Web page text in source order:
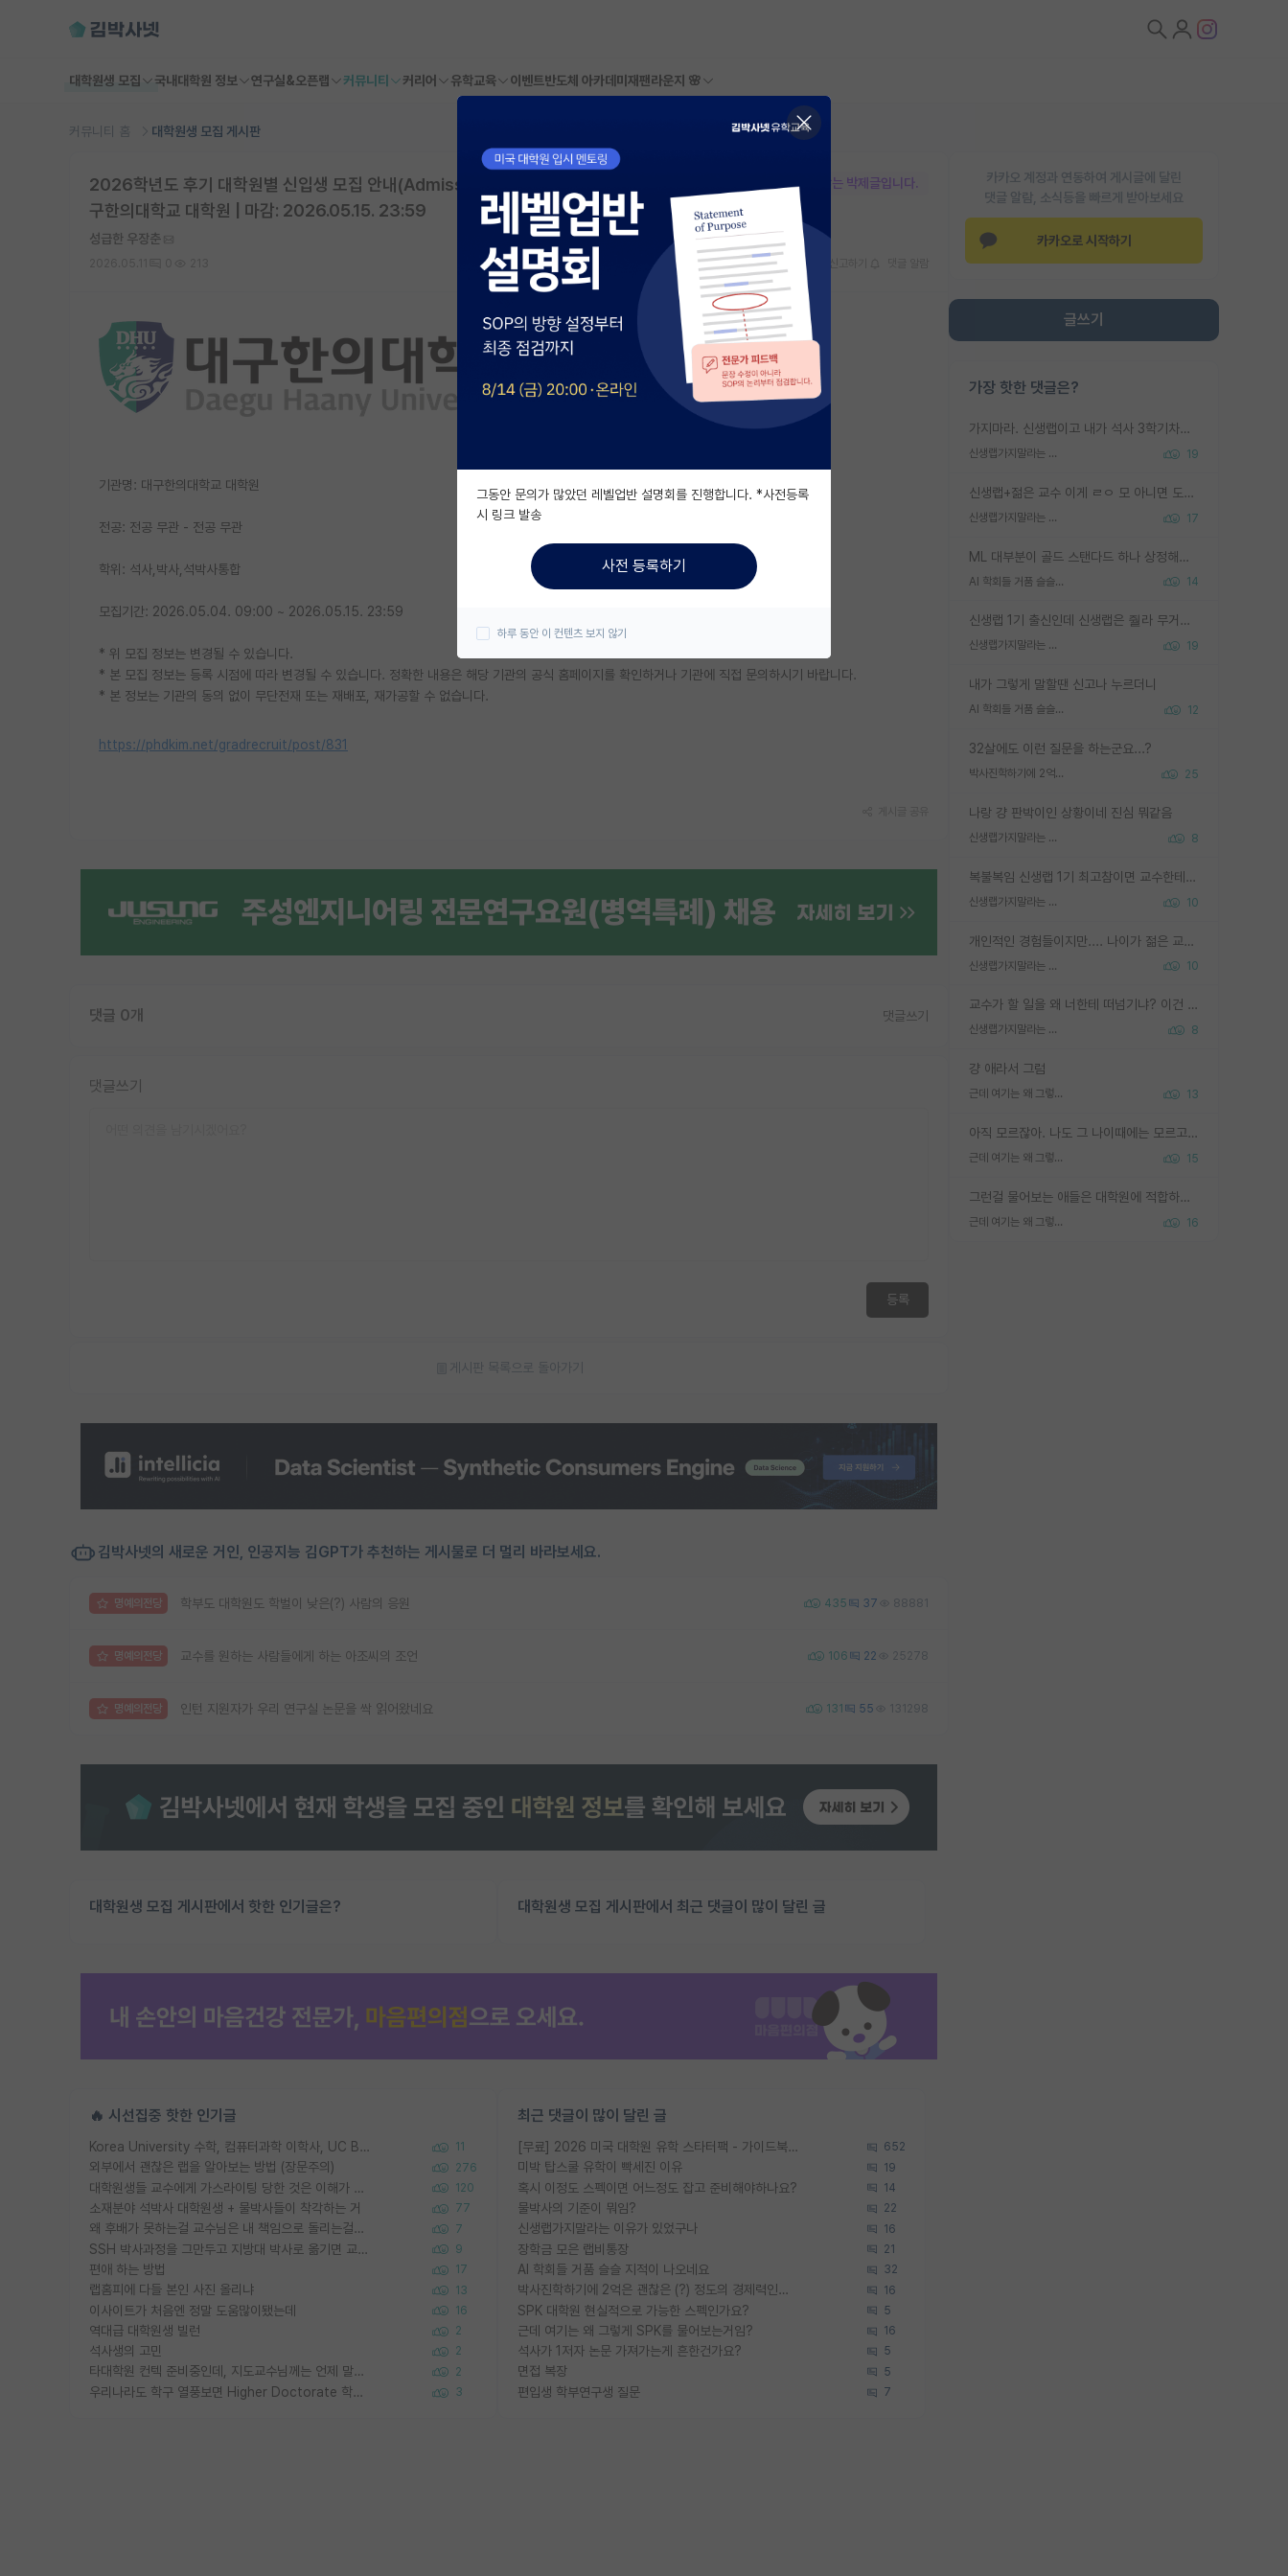
대학원생 모집 국내대학원 정보 연구실&오픈랩 커뮤니티 커리어 유학교육 이벤트반도체 아카데미 재팬라운지 🌸
커뮤니티 홈 대학원생 모집 게시판
카카오 계정과 연동하여 게시글에 달린
댓글 알람, 소식등을 빠르게 받아보세요
카카오로 시작하기
글쓰기
가장 핫한 댓글은?
가지마라. 신생랩이고 내가 석사 3학기차인데 최고참인데 나도 아무것도 모르는데 교수가 후배들 왜 논문 교육 안시키냐. 논문 왜 안 써오냐 닦달한다
신생랩가지말라는 이유가 있었구나 19
신생랩+젊은 교수 이게 ㄹㅇ 모 아니면 도인듯.
신생랩가지말라는 이유가 있었구나 17
ML 대부분이 골드 스탠다드 하나 상정해놓고 (벤치마크 데이터셋이 여러 개면 여러 개 상정) 그거 얼마나 잘 맞추나 싸움임 가끔 번뜩이는 설계 철학을 보여주는 논문들도 있지만 대부분 그거 성적 얼마나 더 올리느라에 혈안이 되어 있는 측면이 잇음
AI 학회들 거품 슬슬 지적이 나오네요 14
신생랩 1기 출신인데 신생랩은 줠라 무거운 바벨 같은거임. 들면 대박인데 못들면 깔려 죽음. 아무도 알려주지 않는 환경에서 자생해야하지만, 일단 살아남았다면 그 어떤 사람보다 악착같고 생존력 높은 사람으로 거듭날 수 있음
신생랩가지말라는 이유가 있었구나 19
내가 그렇게 말할땐 신고나 누르더니
AI 학회들 거품 슬슬 지적이 나오네요 12
32살에도 이런 질문을 하는군요...?
박사진학하기에 2억은 괜찮은 (?) 정도의 경제력인가요 25
나랑 걍 판박이인 상황이네 진심 뭐같음
신생랩가지말라는 이유가 있었구나 8
복불복임 신생랩 1기 최고참이면 교수한테 직접 지도받는 시간이 매우 많음 제대로 된 교수라면 말이지 그게 아니라면 그냥 넌 해방 불가능한 노예 1호에 감점쓰레기통이 되는거고
신생랩가지말라는 이유가 있었구나 10
개인적인 경험들이지만.... 나이가 젊은 교수일수록 꼰대라는 가면을 쓴 채로 무례함을 행동하는 경우가 거의 90% 정도였음. 나이가 어린데 다른 또래들과 달리 명예, 권력, 재력까지 얻었으니 세상 다 가진 기분이겠지. 오히러 나이 든 교수들이 행동과 말을 더 조심하시더라.
신생랩가지말라는 이유가 있었구나 10
교수가 할 일을 왜 너한테 떠넘기냐? 이건 교수가 제대로 잘 알지 못하는 경우일텐데...
신생랩가지말라는 이유가 있었구나 8
걍 애라서 그럼
근데 여기는 왜 그렇게 SPK를 물어보는거임? 13
아직 모르잖아. 나도 그 나이때에는 모르고 평가 받고 안심하고 싶었어.
근데 여기는 왜 그렇게 SPK를 물어보는거임? 15
그런걸 물어보는 애들은 대학원에 적합하지 않다
근데 여기는 왜 그렇게 SPK를 물어보는거임? 16
본문이 수정되지 않는 박제글입니다.
2026학년도 후기 대학원별 신입생 모집 안내(Admission to graduate school in 2... | 대
구한의대학교 대학원 | 마감: 2026.05.15. 23:59
성급한 우장춘
스크랩
기관명: 대구한의대학교 대학원
전공: 전공 무관 - 전공 무관
학위: 석사,박사,석박사통합
모집기간: 2026.05.04. 09:00 ~ 2026.05.15. 23:59
* 위 모집 정보는 변경될 수 있습니다.
* 본 모집 정보는 등록 시점에 따라 변경될 수 있습니다. 정확한 내용은 해당 기관의 공식 홈페이지를 확인하거나 기관에 직접 문의하시기 바랍니다.
* 본 정보는 기관의 동의 없이 무단전재 또는 재배포, 재가공할 수 없습니다.
https://phdkim.net/gradrecruit/post/831
댓글 0개 댓글쓰기
댓글쓰기
등록
게시판 목록으로 돌아가기
김박사넷의 새로운 거인, 인공지능 김GPT가 추천하는 게시물로 더 멀리 바라보세요.
명예의전당 학부도 대학원도 학벌이 낮은(?) 사람의 응원 435 37 88881
명예의전당 교수를 원하는 사람들에게 하는 아조씨의 조언 106 22 25278
명예의전당 인턴 지원자가 우리 연구실 논문을 싹 읽어왔네요 131 55 131298
대학원생 모집 게시판에서 핫한 인기글은? 대학원생 모집 게시판에서 최근 댓글이 많이 달린 글
🔥 시선집중 핫한 인기글
Korea University 수학, 컴퓨터과학 이학사, UC Berkeley 산업공학 대학원 공학박사가 되는 것은 쉽지 않겠죠? 11
외부에서 괜찮은 랩을 알아보는 방법 (장문주의) 276
대학원생들 교수에게 가스라이팅 당한 것은 이해가 갑니다. 안타깝네요. 120
소재분야 석박사 대학원생 + 물박사들이 착각하는 거 77
왜 후배가 못하는걸 교수님은 내 책임으로 돌리는걸까요? 7
SSH 박사과정을 그만두고 지방대 박사로 옮기면 교수의 꿈은 끝일까요? 9
편애 하는 방법 17
랩홈피에 다들 본인 사진 올리냐 13
이사이트가 처음엔 정말 도움많이됐는데 16
역대급 대학원생 빌런 2
석사생의 고민 2
타대학원 컨텍 준비중인데, 지도교수님께는 언제 말씀드려야 할까요? 2
우리나라도 학구 열풍보면 Higher Doctorate 학위가 필요하다고 봅니다. 3
최근 댓글이 많이 달린 글
[무료] 2026 미국 대학원 유학 스타터팩 - 가이드북 & 합격자 컨택메일 템플릿 652
미박 탑스쿨 유학이 빡세진 이유 19
혹시 이정도 스펙이면 어느정도 잡고 준비해야하나요? 14
물박사의 기준이 뭐임? 22
신생랩가지말라는 이유가 있었구나 16
장학금 모은 랩비통장 21
AI 학회들 거품 슬슬 지적이 나오네요 32
박사진학하기에 2억은 괜찮은 (?) 정도의 경제력인가요 16
SPK 대학원 현실적으로 가능한 스펙인가요? 5
근데 여기는 왜 그렇게 SPK를 물어보는거임? 16
석사가 1저자 논문 가져가는게 흔한건가요? 5
면접 복장 5
편입생 학부연구생 질문 7
그동안 문의가 많았던 레벨업반 설명회를 진행합니다. *사전등록
시 링크 발송
사전 등록하기
하루 동안 이 컨텐츠 보지 않기